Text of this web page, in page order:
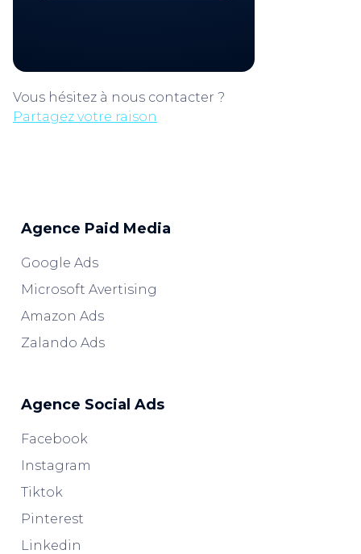
Vous hésitez à nous contacter ?
Partagez votre raison
Agence Paid Media
Google Ads
Microsoft Avertising
Amazon Ads
Zalando Ads
Agence Social Ads
Facebook
Instagram
Tiktok
Pinterest
Linkedin